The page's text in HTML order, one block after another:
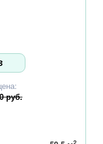
руб.
2